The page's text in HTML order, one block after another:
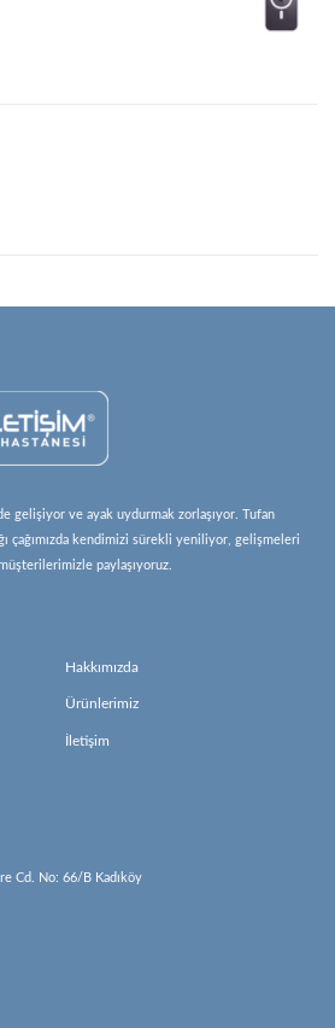
gelişiyor ve ayak uydurmak zorlaşıyor. Tufan
çağımızda kendimizi sürekli yeniliyor, gelişmeleri
paylaşıyoruz.
Hakkımızda
Ürünlerimiz
İletişim
Cd. No: 66/B Kadıköy